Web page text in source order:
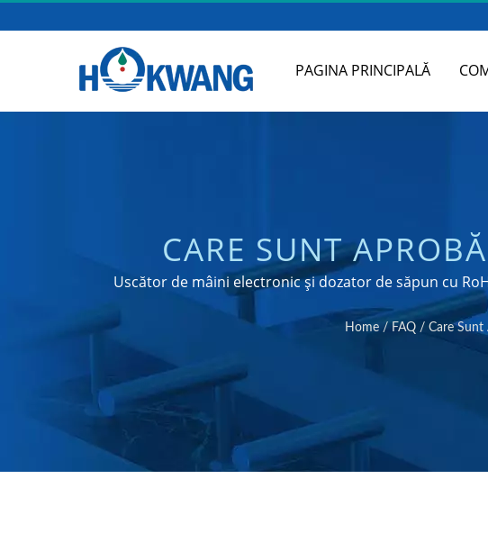
PAGINA PRINCIPALĂ
CARE SUNT
USCĂTORUL DE
COMERCIAL DE
Uscător de mâini electronic și dozator de săpun cu
Home / FAQ / Care Sunt